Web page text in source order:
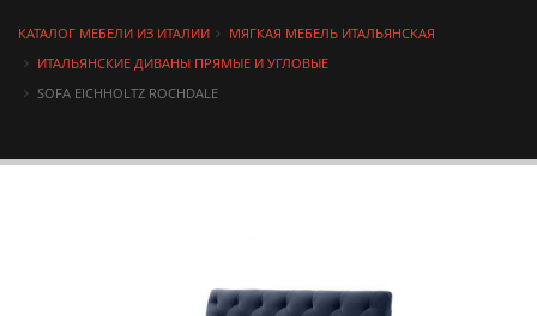
КАТАЛОГ МЕБЕЛИ ИЗ ИТАЛИИ
МЯГКАЯ МЕБЕЛЬ ИТАЛЬЯНСКАЯ
ИТАЛЬЯНСКИЕ ДИВАНЫ ПРЯМЫЕ И УГЛОВЫЕ
SOFA EICHHOLTZ ROCHDALE